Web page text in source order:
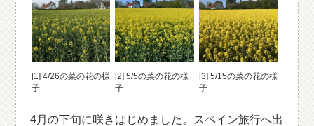
[1] 4/26の菜の花の様
子
[2] 5/5の菜の花の様
子
[3] 5/15の菜の花の様
子
4月の下旬に咲きはじめました。スペイン旅行へ出